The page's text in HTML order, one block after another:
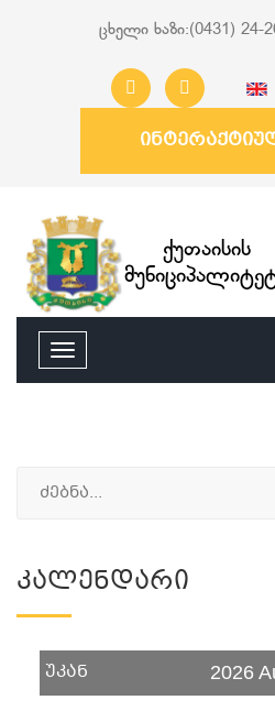
ცხელი ხაზი:(0431) 24-
ქუთაისის
Კალენდარი
უკან 2026